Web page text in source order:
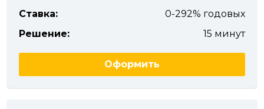
Ставка:
0-292% годовых
Решение:
15 минут
Оформить